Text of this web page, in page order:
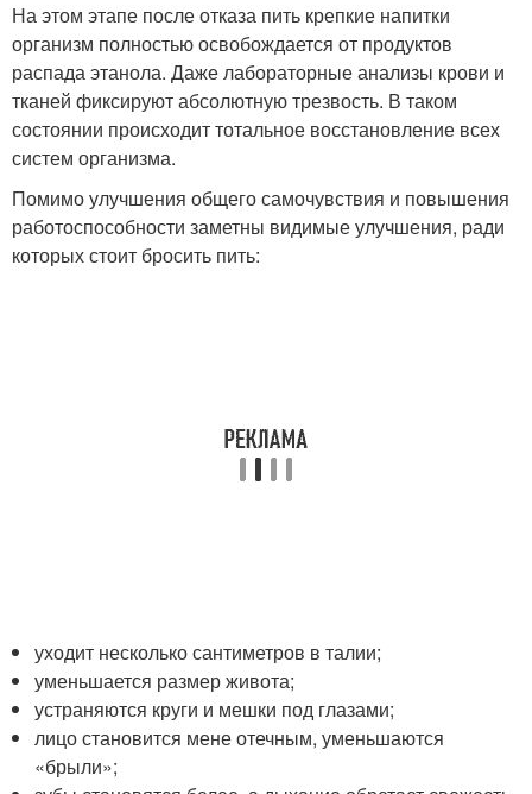
На этом этапе после отказа пить крепкие напитки
организм полностью освобождается от продуктов
распада этанола. Даже лабораторные анализы крови и
тканей фиксируют абсолютную трезвость. В таком
состоянии происходит тотальное восстановление всех
систем организма.
Помимо улучшения общего самочувствия и повышения
работоспособности заметны видимые улучшения, ради
которых стоит бросить пить:
уходит несколько сантиметров в талии;
уменьшается размер живота;
устраняются круги и мешки под глазами;
лицо становится мене отечным, уменьшаются
«брыли»;